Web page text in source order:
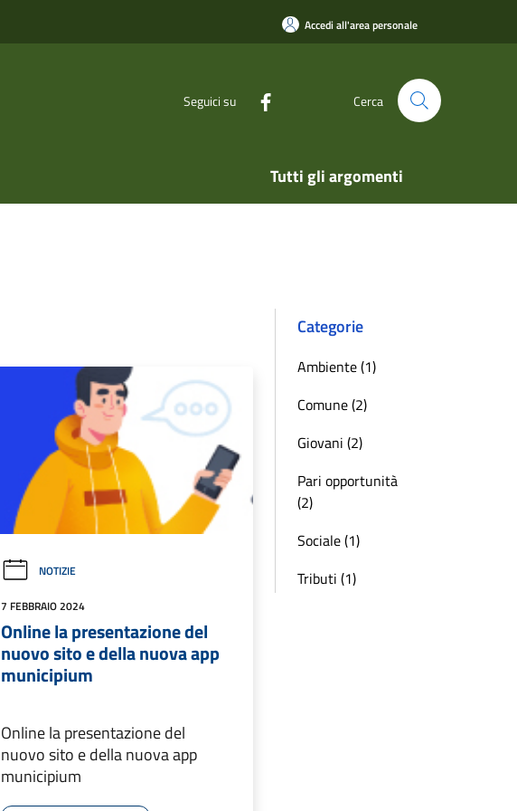
Accedi all'area personale
Seguici su Cerca
Tutti gli argomenti
NOTIZIE
7 FEBBRAIO 2024
Online la presentazione del
nuovo sito e della nuova app
municipium
Online la presentazione del
nuovo sito e della nuova app
municipium
Categorie
Ambiente (1)
Comune (2)
Giovani (2)
Pari opportunità
(2)
Sociale (1)
Tributi (1)